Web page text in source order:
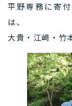
平野専務に寄
は、
大貴・江﨑・竹